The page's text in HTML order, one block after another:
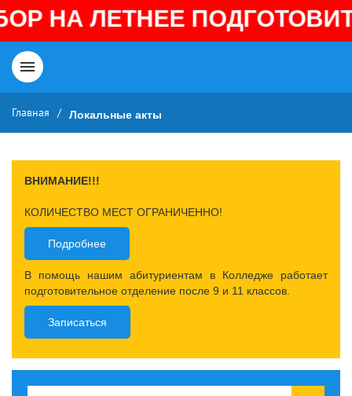
ЛЕТНЕЕ
Главная / Локальные акты
ВНИМАНИЕ!!!
КОЛИЧЕСТВО МЕСТ ОГРАНИЧЕННО!
Подробнее
В помощь нашим абитуриентам в Колледже работает
подготовительное отделение после 9 и 11 классов.
Записаться